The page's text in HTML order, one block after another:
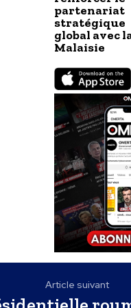
partenariat
stratégique
global avec
Malaisie
Article suivant